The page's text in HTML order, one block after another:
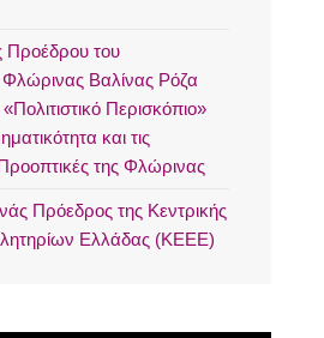
Προέδρου του
Φλώρινας Βαλίνας Ρόζα
Περισκόπιο»
και τις
της Φλώρινας
Πρόεδρος της Κεντρικής
Ελλάδας (ΚΕΕΕ)